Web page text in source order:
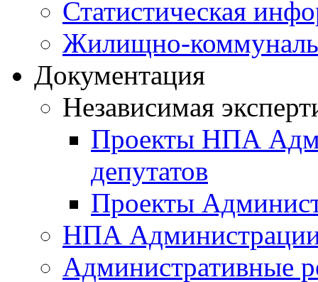
Статистическая
Жилищно-
Документация
Независимая
Проекты НПА
депутатов
Проекты
НПА
Административные